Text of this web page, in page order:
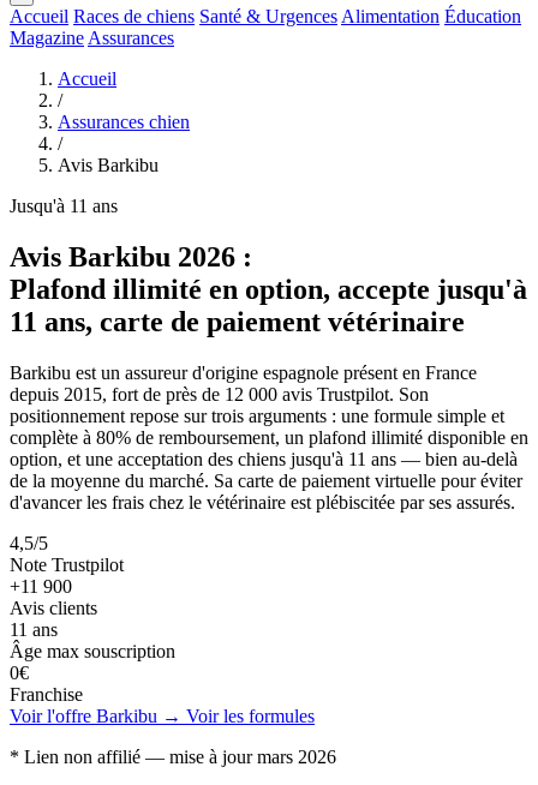
Accueil Races de chiens Santé & Urgences Alimentation Éducation
Magazine Assurances
Accueil
/
Assurances chien
/
Avis Barkibu
Jusqu'à 11 ans
Avis Barkibu 2026 :
Plafond illimité en option, accepte jusqu'à
11 ans, carte de paiement vétérinaire
Barkibu est un assureur d'origine espagnole présent en France
depuis 2015, fort de près de 12 000 avis Trustpilot. Son
positionnement repose sur trois arguments : une formule simple et
complète à 80% de remboursement, un plafond illimité disponible en
option, et une acceptation des chiens jusqu'à 11 ans — bien au-delà
de la moyenne du marché. Sa carte de paiement virtuelle pour éviter
d'avancer les frais chez le vétérinaire est plébiscitée par ses assurés.
4,5/5
Note Trustpilot
+11 900
Avis clients
11 ans
Âge max souscription
0€
Franchise
Voir l'offre Barkibu → Voir les formules
* Lien non affilié — mise à jour mars 2026